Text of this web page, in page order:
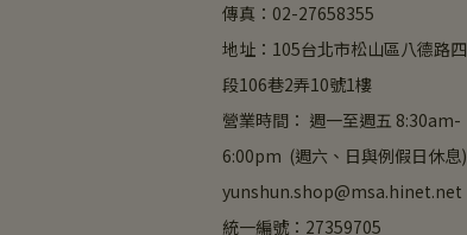
傳真：02-27658355
地址：105台北市松山區八德路四
段106巷2弄10號1樓
營業時間： 週一至週五 8:30am-
6:00pm  (週六、日與例假日休息)
yunshun.shop@msa.hinet.net
統一編號：27359705